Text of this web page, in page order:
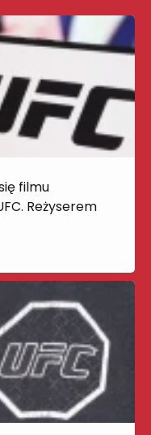
filmu
Reżyserem